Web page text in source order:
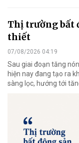
Thị trường bất
thiết
07/08/2026 04:19
Sau giai đoạn tăng
hiện nay đang tạo ra
sàng lọc, hướng tới